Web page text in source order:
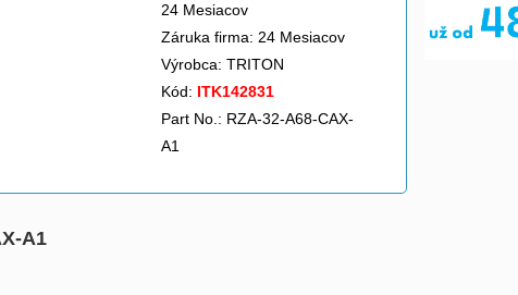
24 Mesiacov
Záruka firma: 24 Mesiacov
Výrobca: TRITON
Kód: ITK142831
Part No.: RZA-32-A68-CAX-
A1
A1